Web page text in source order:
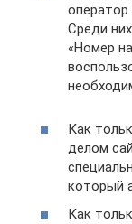
оператор
Среди
«Номер
Как
делом
который
Как